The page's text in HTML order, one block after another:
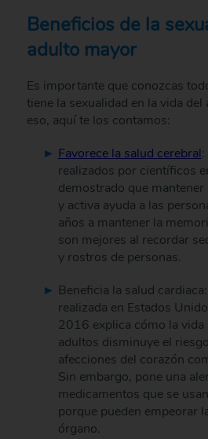
Beneficios de la
adulto mayor
Es importante que conozcas
tiene la sexualidad en la vida
eso, aquí te los contamos:
Favorece la salud cerebral:
realizados por científicos
demostrado que mantener
y activa ayuda a las
años a mantener la
son mejores al recordar
y rostros de personas.
Beneficia la salud
realizada en Estados
2016 explica cómo la vida
adultos disminuye el
afecciones del corazón
Sin embargo, pone una
medicamentos que se
porque pueden empeorar
órgano.